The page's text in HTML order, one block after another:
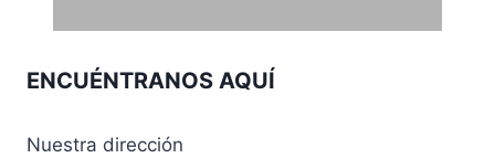
ENCUÉNTRANOS AQUÍ
Nuestra dirección